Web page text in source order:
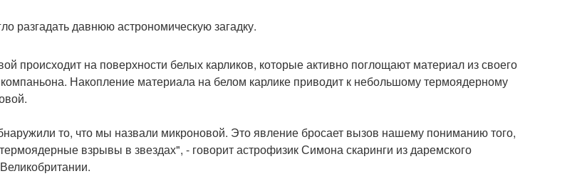
разгадать давнюю астрономическую загадку.
происходит на поверхности белых карликов, которые активно поглощают материал из своего
Накопление материала на белом карлике приводит к небольшому термоядерному
то, что мы назвали микроновой. Это явление бросает вызов нашему пониманию того,
взрывы в звездах", - говорит астрофизик Симона скаринги из даремского